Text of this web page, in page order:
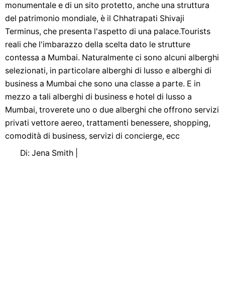
monumentale e di un sito protetto, anche una struttura
del patrimonio mondiale, è il Chhatrapati Shivaji
Terminus, che presenta l'aspetto di una palace.Tourists
reali che l'imbarazzo della scelta dato le strutture
contessa a Mumbai. Naturalmente ci sono alcuni alberghi
selezionati, in particolare alberghi di lusso e alberghi di
business a Mumbai che sono una classe a parte. E in
mezzo a tali alberghi di business e hotel di lusso a
Mumbai, troverete uno o due alberghi che offrono servizi
privati ​​vettore aereo, trattamenti benessere, shopping,
comodità di business, servizi di concierge, ecc
Di: Jena Smith |